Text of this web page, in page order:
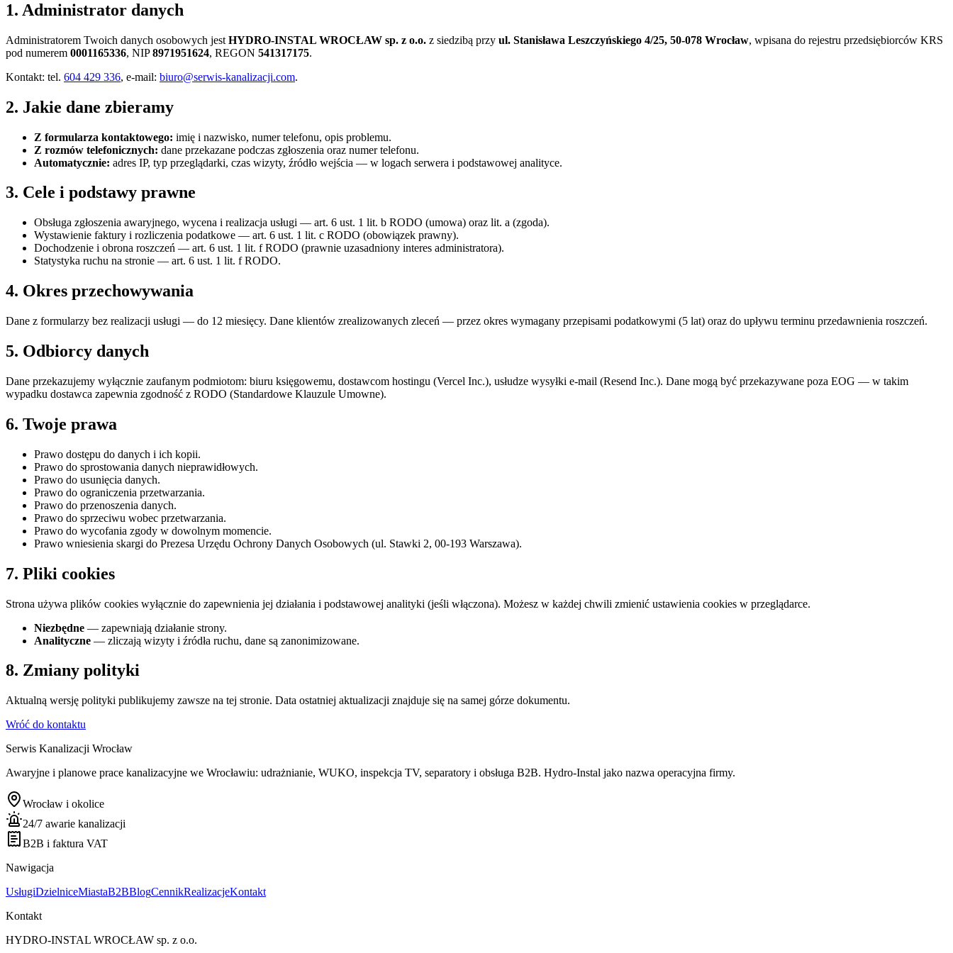
1. Administrator danych
Administratorem Twoich danych osobowych jest HYDRO-INSTAL WROCŁAW sp. z o.o. z siedzibą przy ul. Stanisława Leszczyńskiego 4/25, 50-078 Wrocław, wpisana do rejestru przedsiębiorców KRS
pod numerem 0001165336, NIP8971951624, REGON 541317175.
Kontakt: tel. 604 429 336, e-mail: biuro@serwis-kanalizacji.com.
2. Jakie dane zbieramy
Z formularza kontaktowego: imię i nazwisko, numer telefonu, opis problemu.
Z rozmów telefonicznych: dane przekazane podczas zgłoszenia oraz numer telefonu.
Automatycznie: adres IP, typ przeglądarki, czas wizyty, źródło wejścia — w logach serwera i podstawowej analityce.
3. Cele i podstawy prawne
Obsługa zgłoszenia awaryjnego, wycena i realizacja usługi — art. 6 ust. 1 lit. b RODO (umowa) oraz lit. a (zgoda).
Wystawienie faktury i rozliczenia podatkowe — art. 6 ust. 1 lit. c RODO (obowiązek prawny).
Dochodzenie i obrona roszczeń — art. 6 ust. 1 lit. f RODO (prawnie uzasadniony interes administratora).
Statystyka ruchu na stronie — art. 6 ust. 1 lit. f RODO.
4. Okres przechowywania
Dane z formularzy bez realizacji usługi — do 12 miesięcy. Dane klientów zrealizowanych zleceń — przez okres wymagany przepisami podatkowymi (5 lat) oraz do upływu terminu przedawnienia roszczeń.
5. Odbiorcy danych
Dane przekazujemy wyłącznie zaufanym podmiotom: biuru księgowemu, dostawcom hostingu (Vercel Inc.), usłudze wysyłki e-mail (Resend Inc.). Dane mogą być przekazywane poza EOG — w takim
wypadku dostawca zapewnia zgodność z RODO (Standardowe Klauzule Umowne).
6. Twoje prawa
Prawo dostępu do danych i ich kopii.
Prawo do sprostowania danych nieprawidłowych.
Prawo do usunięcia danych.
Prawo do ograniczenia przetwarzania.
Prawo do przenoszenia danych.
Prawo do sprzeciwu wobec przetwarzania.
Prawo do wycofania zgody w dowolnym momencie.
Prawo wniesienia skargi do Prezesa Urzędu Ochrony Danych Osobowych (ul. Stawki 2, 00-193 Warszawa).
7. Pliki cookies
Strona używa plików cookies wyłącznie do zapewnienia jej działania i podstawowej analityki (jeśli włączona). Możesz w każdej chwili zmienić ustawienia cookies w przeglądarce.
Niezbędne — zapewniają działanie strony.
Analityczne — zliczają wizyty i źródła ruchu, dane są zanonimizowane.
8. Zmiany polityki
Aktualną wersję polityki publikujemy zawsze na tej stronie. Data ostatniej aktualizacji znajduje się na samej górze dokumentu.
Wróć do kontaktu
Serwis Kanalizacji Wrocław
Awaryjne i planowe prace kanalizacyjne we Wrocławiu: udrażnianie, WUKO, inspekcja TV, separatory i obsługa B2B. Hydro-Instal jako nazwa operacyjna firmy.
Wrocław i okolice
24/7 awarie kanalizacji
B2B i faktura VAT
Nawigacja
UsługiDzielniceMiastaB2BBlogCennikRealizacjeKontakt
Kontakt
HYDRO-INSTAL WROCŁAW sp. z o.o.